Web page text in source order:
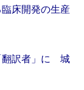
臨床開発の生産
翻訳者」に 城